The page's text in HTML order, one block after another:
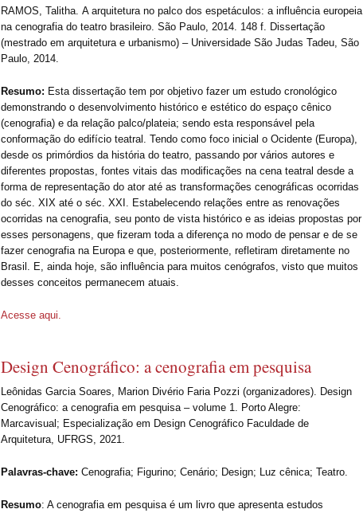
RAMOS, Talitha. A arquitetura no palco dos espetáculos: a influência europeia
na cenografia do teatro brasileiro. São Paulo, 2014. 148 f. Dissertação
(mestrado em arquitetura e urbanismo) – Universidade São Judas Tadeu, São
Paulo, 2014.
Resumo: Esta dissertação tem por objetivo fazer um estudo cronológico
demonstrando o desenvolvimento histórico e estético do espaço cênico
(cenografia) e da relação palco/plateia; sendo esta responsável pela
conformação do edifício teatral. Tendo como foco inicial o Ocidente (Europa),
desde os primórdios da história do teatro, passando por vários autores e
diferentes propostas, fontes vitais das modificações na cena teatral desde a
forma de representação do ator até as transformações cenográficas ocorridas
do séc. XIX até o séc. XXI. Estabelecendo relações entre as renovações
ocorridas na cenografia, seu ponto de vista histórico e as ideias propostas por
esses personagens, que fizeram toda a diferença no modo de pensar e de se
fazer cenografia na Europa e que, posteriormente, refletiram diretamente no
Brasil. E, ainda hoje, são influência para muitos cenógrafos, visto que muitos
desses conceitos permanecem atuais.
Acesse aqui.
Design Cenográfico: a cenografia em pesquisa
Leônidas Garcia Soares, Marion Divério Faria Pozzi (organizadores). Design
Cenográfico: a cenografia em pesquisa – volume 1. Porto Alegre:
Marcavisual; Especialização em Design Cenográfico Faculdade de
Arquitetura, UFRGS, 2021.
Palavras-chave: Cenografia; Figurino; Cenário; Design; Luz cênica; Teatro.
Resumo: A cenografia em pesquisa é um livro que apresenta estudos